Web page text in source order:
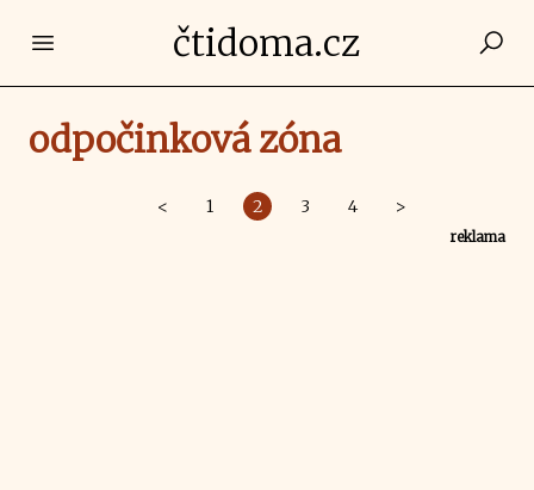
Open main menučtidoma.cz
odpočinková zóna
< 1 2 3 4 >
reklama